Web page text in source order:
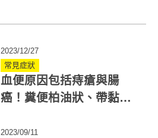
2023/12/27
常見症狀
血便原因包括痔瘡與腸
癌！糞便柏油狀、帶黏液
2023/09/11